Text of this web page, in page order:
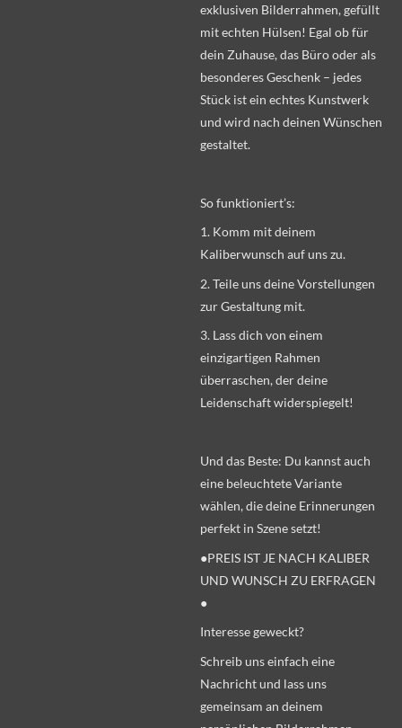
exklusiven Bilderrahmen, gefüllt
mit echten Hülsen! Egal ob für
dein Zuhause, das Büro oder als
besonderes Geschenk – jedes
Stück ist ein echtes Kunstwerk
und wird nach deinen Wünschen
gestaltet.
So funktioniert’s:
1. Komm mit deinem
Kaliberwunsch auf uns zu.
2. Teile uns deine Vorstellungen
zur Gestaltung mit.
3. Lass dich von einem
einzigartigen Rahmen
überraschen, der deine
Leidenschaft widerspiegelt!
Und das Beste: Du kannst auch
eine beleuchtete Variante
wählen, die deine Erinnerungen
perfekt in Szene setzt!
●PREIS IST JE NACH KALIBER
UND WUNSCH ZU ERFRAGEN
●
Interesse geweckt?
Schreib uns einfach eine
Nachricht und lass uns
gemeinsam an deinem